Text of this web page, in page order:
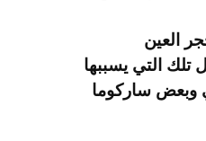
العين
تلك التي يسببها
وبعض ساركوما